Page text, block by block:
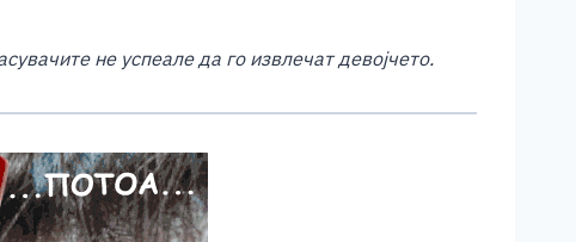
не успеале да го извлечат девојчето.